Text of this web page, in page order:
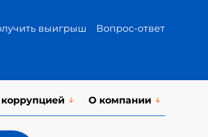
выигрыш Вопрос-ответ
О компании